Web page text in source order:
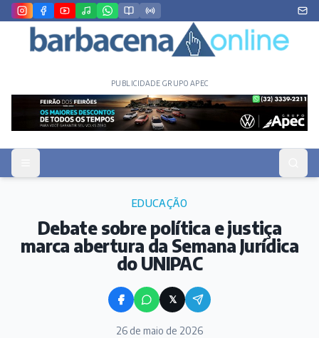
PUBLICIDADE GRUPO APEC
EDUCAÇÃO
Debate sobre política e justiça
marca abertura da Semana Jurídica
do UNIPAC
𝕏
26 de maio de 2026